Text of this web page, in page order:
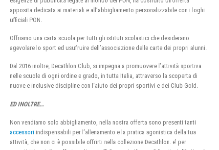
apposita dedicata ai materiali e all’abbigliamento personalizzabile con i loghi
ufficiali PON.
Offriamo una carta scuola per tutti gli istituti scolastici che desiderano
agevolare lo sport ed usufruire dell’associazione delle carte dei propri alunni.
Dal 2016 inoltre, Decathlon Club, si impegna a promuovere l’attività sportiva
nelle scuole di ogni ordine e grado, in tutta Italia, attraverso la scoperta di
nuove e inclusive discipline con l’aiuto dei propri sportivi e dei Club Gold.
ED INOLTRE…
Non vendiamo solo abbigliamento, nella nostra offerta sono presenti tanti
accessori indispensabili per l’allenamento e la pratica agonistica della tua
attività, che non ci è possibile offrirti nella collezione Decathlon. e’ per